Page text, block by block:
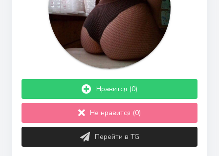
Нравится (0)
Не нравится (0)
Перейти в TG